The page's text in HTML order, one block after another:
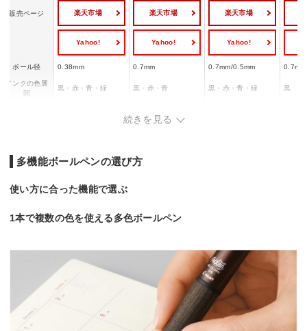
販売ページ 楽天市場
Yahoo!
楽天市場
Yahoo!
楽天市場
Yahoo!
ボール径 0.38mm 0.7mm 0.7mm/0.5mm 0.7mm
インクの色展
開
黒・赤・青・緑 黒・赤・青 黒・赤・青・緑 黒
続きを見る
多機能ボールペンの選び方
使い方に合った機能で選ぶ
1本で複数の色を使える多色ボールペン